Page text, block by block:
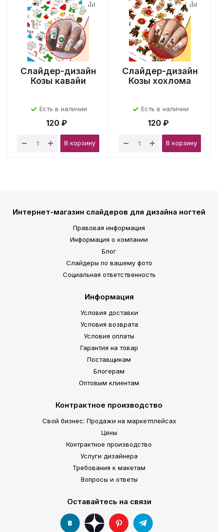
Слайдер-дизайн
Козы кавайи
Есть в наличии
120 ₽
В корзину
Слайдер-дизайн
Козы хохлома
Есть в наличии
120 ₽
В корзину
Интернет-магазин слайдеров для дизайна ногтей
Правовая информация
Информация о компании
Блог
Слайдеры по вашему фото
Социальная ответственность
Информация
Условия доставки
Условия возврата
Условия оплаты
Гарантия на товар
Поставщикам
Блогерам
Оптовым клиентам
Контрактное производство
Свой бизнес: Продажи на маркетплейсах
Цены
Контрактное производство
Услуги дизайнера
Требования к макетам
Вопросы и ответы
Оставайтесь на связи